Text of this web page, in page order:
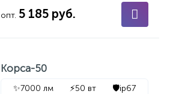
опт. 5 185 руб.
Корса-50
✨7000 лм ⚡50 вт 🛡️ip67